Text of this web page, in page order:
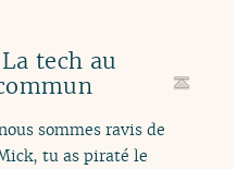
tech au
sommes ravis de
tu as piraté le